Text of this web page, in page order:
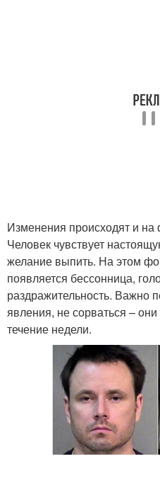
Изменения происходят и на
Человек чувствует
желание выпить. На этом
появляется бессонница,
раздражительность. Важно
явления, не сорваться –
течение недели.